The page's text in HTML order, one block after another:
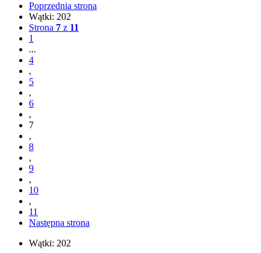
Poprzednia strona
Wątki: 202
Strona 7 z 11
1
...
4
,
5
,
6
,
7
,
8
,
9
,
10
,
11
Następna strona
Wątki: 202